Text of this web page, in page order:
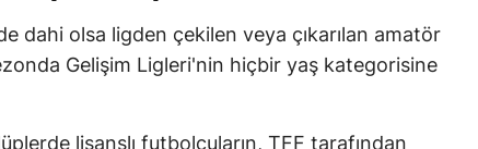
dahi olsa ligden çekilen veya çıkarılan amatör
Gelişim Ligleri'nin hiçbir yaş kategorisine
lisanslı futbolcuların, TFF tarafından